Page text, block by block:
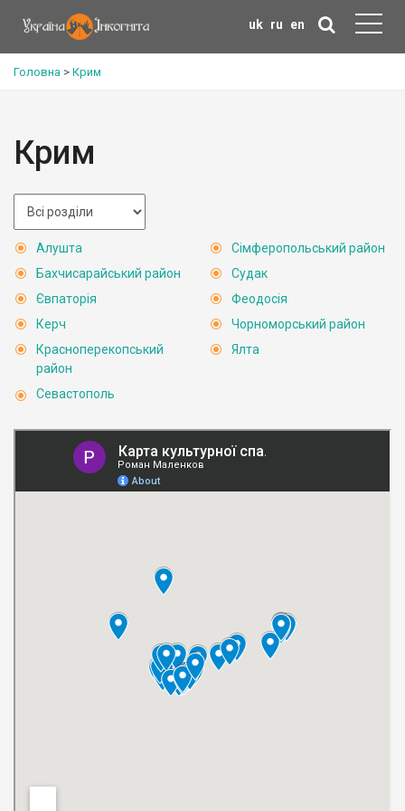
uk ru en
Головна > Крим
Крим
Алушта
Бахчисарайський район
Євпаторія
Керч
Красноперекопський
район
Севастополь
Сімферопольський район
Судак
Феодосія
Чорноморський район
Ялта